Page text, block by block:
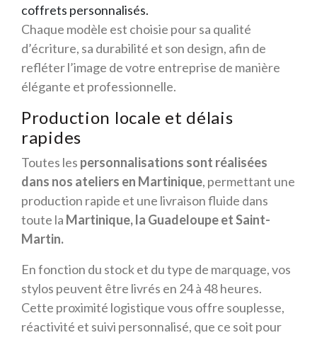
coffrets personnalisés.
Chaque modèle est choisie pour sa qualité
d’écriture, sa durabilité et son design, afin de
refléter l’image de votre entreprise de manière
élégante et professionnelle.
Production locale et délais
rapides
Toutes les personnalisations sont réalisées
dans nos ateliers en Martinique, permettant une
production rapide et une livraison fluide dans
toute la Martinique, la Guadeloupe et Saint-
Martin.
En fonction du stock et du type de marquage, vos
stylos peuvent être livrés en 24 à 48 heures.
Cette proximité logistique vous offre souplesse,
réactivité et suivi personnalisé, que ce soit pour